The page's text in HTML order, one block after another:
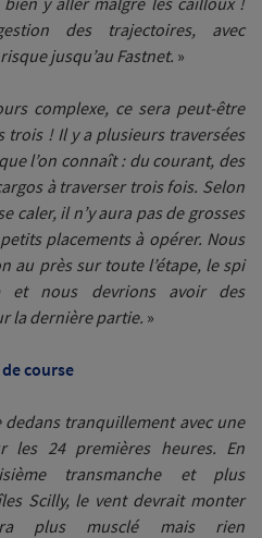
des trajectoires, avec
jusqu’au Fastnet. »
complexe, ce sera peut-être
trois ! Il y a plusieurs traversées
l’on connaît : du courant, des
à traverser trois fois. Selon
caler, il n’y aura pas de grosses
placements à opérer. Nous
au près sur toute l’étape, le spi
et nous devrions avoir des
la dernière partie. »
course
dedans tranquillement avec une
les 24 premières heures. En
transmanche et plus
Scilly, le vent devrait monter
plus musclé mais rien